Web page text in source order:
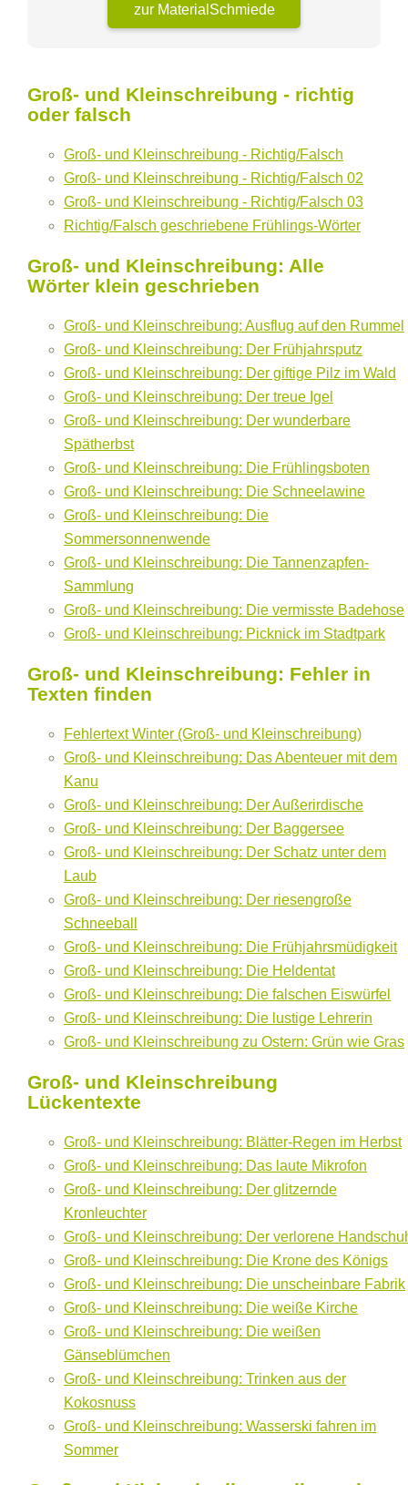
zur MaterialSchmiede
Groß- und Kleinschreibung - richtig
oder falsch
Groß- und Kleinschreibung - Richtig/Falsch
Groß- und Kleinschreibung - Richtig/Falsch 02
Groß- und Kleinschreibung - Richtig/Falsch 03
Richtig/Falsch geschriebene Frühlings-Wörter
Groß- und Kleinschreibung: Alle
Wörter klein geschrieben
Groß- und Kleinschreibung: Ausflug auf den Rummel
Groß- und Kleinschreibung: Der Frühjahrsputz
Groß- und Kleinschreibung: Der giftige Pilz im Wald
Groß- und Kleinschreibung: Der treue Igel
Groß- und Kleinschreibung: Der wunderbare
Spätherbst
Groß- und Kleinschreibung: Die Frühlingsboten
Groß- und Kleinschreibung: Die Schneelawine
Groß- und Kleinschreibung: Die
Sommersonnenwende
Groß- und Kleinschreibung: Die Tannenzapfen-
Sammlung
Groß- und Kleinschreibung: Die vermisste Badehose
Groß- und Kleinschreibung: Picknick im Stadtpark
Groß- und Kleinschreibung: Fehler in
Texten finden
Fehlertext Winter (Groß- und Kleinschreibung)
Groß- und Kleinschreibung: Das Abenteuer mit dem
Kanu
Groß- und Kleinschreibung: Der Außerirdische
Groß- und Kleinschreibung: Der Baggersee
Groß- und Kleinschreibung: Der Schatz unter dem
Laub
Groß- und Kleinschreibung: Der riesengroße
Schneeball
Groß- und Kleinschreibung: Die Frühjahrsmüdigkeit
Groß- und Kleinschreibung: Die Heldentat
Groß- und Kleinschreibung: Die falschen Eiswürfel
Groß- und Kleinschreibung: Die lustige Lehrerin
Groß- und Kleinschreibung zu Ostern: Grün wie Gras
Groß- und Kleinschreibung
Lückentexte
Groß- und Kleinschreibung: Blätter-Regen im Herbst
Groß- und Kleinschreibung: Das laute Mikrofon
Groß- und Kleinschreibung: Der glitzernde
Kronleuchter
Groß- und Kleinschreibung: Der verlorene
Groß- und Kleinschreibung: Die Krone des Königs
Groß- und Kleinschreibung: Die unscheinbare Fabrik
Groß- und Kleinschreibung: Die weiße Kirche
Groß- und Kleinschreibung: Die weißen
Gänseblümchen
Groß- und Kleinschreibung: Trinken aus der
Kokosnuss
Groß- und Kleinschreibung: Wasserski fahren im
Sommer